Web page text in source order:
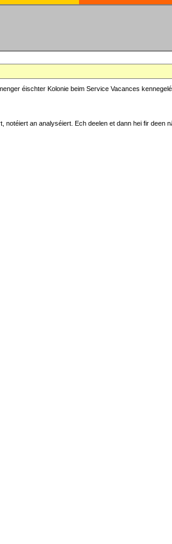
éischter Kolonie beim Service Vacances
an analyséiert. Ech deelen et dann hei fir deen